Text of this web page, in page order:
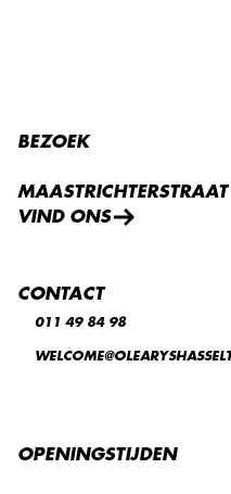
BEZOEK
VIND ONS
CONTACT
011 49 84 98
OPENINGSTIJDEN